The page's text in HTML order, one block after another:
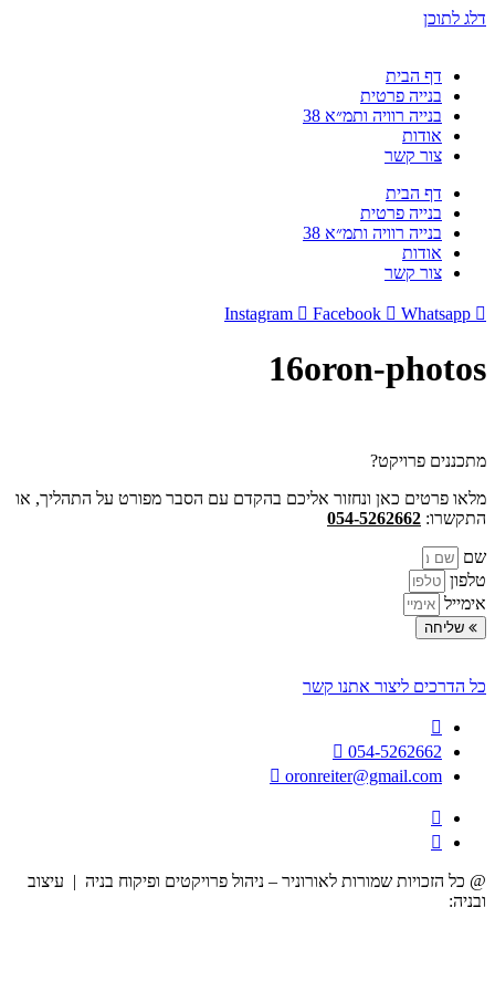
דלג לתוכן
דף הבית
בנייה פרטית
בנייה רוויה ותמ״א 38
אודות
צור קשר
דף הבית
בנייה פרטית
בנייה רוויה ותמ״א 38
אודות
צור קשר
Instagram Facebook Whatsapp
16oron-photos
מתכננים פרויקט?
מלאו פרטים כאן ונחזור אליכם בהקדם עם הסבר מפורט על התהליך, או
התקשרו: 054-5262662
שם
טלפון
אימייל
שליחה
כל הדרכים ליצור אתנו קשר
054-5262662
oronreiter@gmail.com
@ כל הזכויות שמורות לאורוניר – ניהול פרויקטים ופיקוח בניה | עיצוב
ובניה: